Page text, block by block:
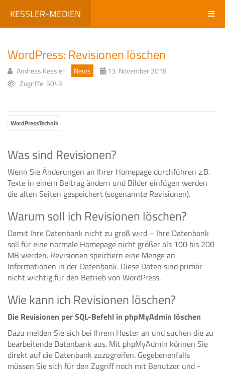
KESSLER-MEDIEN
WordPress: Revisionen löschen
Andreas Kessler News
13. November 2018
Zugriffe: 5043
WordPressTechnik
Was sind Revisionen?
Wenn Sie Änderungen an Ihrer Homepage durchführen z.B.
Texte in einem Beitrag ändern und Bilder einfügen werden
die alten Seiten gespeichert (sogenannte Revisionen).
Warum soll ich Revisionen löschen?
Damit Ihre Datenbank nicht zu groß wird – Ihre Datenbank
soll für eine normale Homepage nicht größer als 100 bis 200
MB werden. Revisionen speichern eine Menge an
Informationen in der Datenbank. Diese Daten sind primär
nicht wichtig für den Betrieb von WordPress.
Wie kann ich Revisionen löschen?
Die Revisionen per SQL-Befehl in phpMyAdmin löschen
Dazu melden Sie sich bei Ihrem Hoster an und suchen die zu
bearbeitende Datenbank aus. Mit phpMyAdmin können Sie
direkt auf die Datenbank zuzugreifen. Gegebenenfalls
müssen Sie sich für den Zugriff noch mit Benutzer und -